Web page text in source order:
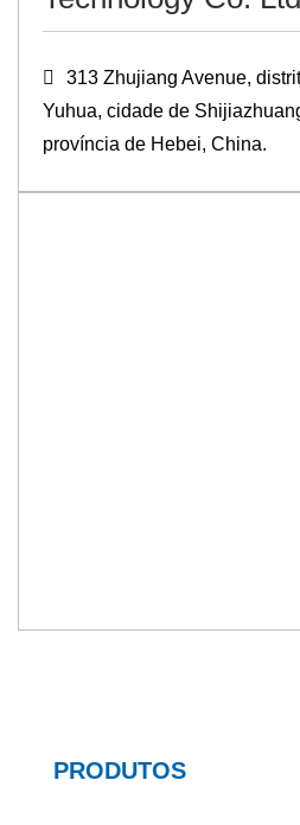
313 Zhujiang Avenue,
Yuhua, cidade de
província de Hebei, China.
PRODUTOS